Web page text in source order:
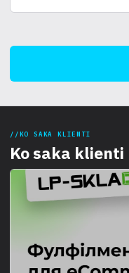
KO SAKA KLIENTI
Ko saka klienti